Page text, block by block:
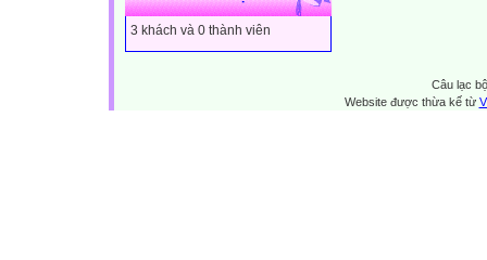
3 khách và 0 thành viên
Câu lạc
Website được thừa kế từ